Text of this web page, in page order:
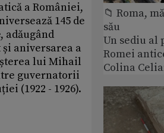
a României,
145 de
adăugând
aniversarea a
lui Mihail
guvernatorii
(1922 - 1926).
📁 Roma,
său
Un sediu
Romei
Colina